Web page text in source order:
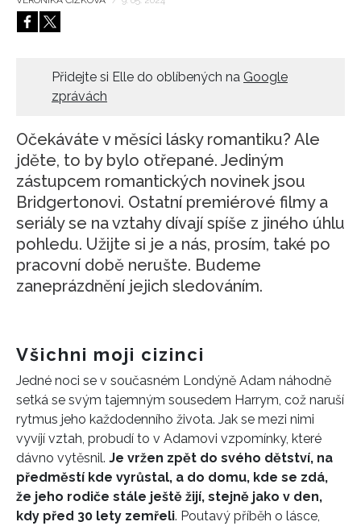
HOME
Přidejte si Elle do oblíbených na Google
zprávách
Očekáváte v měsíci lásky romantiku? Ale
jděte, to by bylo otřepané. Jediným
zástupcem romantických novinek jsou
Bridgertonovi. Ostatní premiérové filmy a
seriály se na vztahy dívají spíše z jiného úhlu
pohledu. Užijte si je a nás, prosím, také po
pracovní době nerušte. Budeme
zaneprázdnění jejich sledováním.
Všichni moji cizinci
Jedné noci se v současném Londýně Adam náhodně
setká se svým tajemným sousedem Harrym, což naruší
rytmus jeho každodenního života. Jak se mezi nimi
vyvíjí vztah, probudí to v Adamovi vzpomínky, které
dávno vytěsnil. Je vržen zpět do svého dětství, na
předměstí kde vyrůstal, a do domu, kde se zdá,
že jeho rodiče stále ještě žijí, stejně jako v den,
kdy před 30 lety zemřeli. Poutavý příběh o lásce,